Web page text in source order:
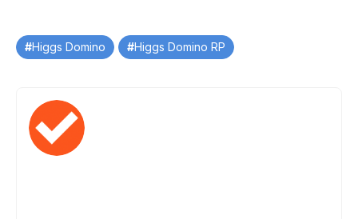
TagHiggs Domino Higgs Domino RP